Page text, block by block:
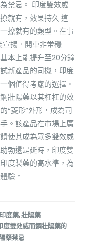
禁忌。 印度雙效威
就有，效果持久 這
撩就有的類型。在事
宣揚，開車非常穩
本上能提升至20分鐘
新產品的司機，印度
個值得考慮的選擇。
壯陽藥以其杠杠的效
“菱形”外形，成為司
。該產品在市場上廣
使其成為眾多雙效威
勃還是延時，印度雙
度製藥的高水準，為
驗。
印度藥,壯陽藥
度雙效威而鋼壯陽藥的
藥禁忌